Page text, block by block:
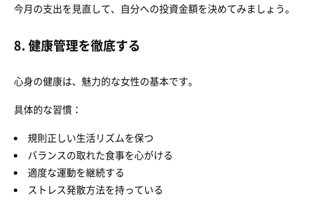
今月の支出を見直して、自分への投資金額を決めてみましょう。
8. 健康管理を徹底する
心身の健康は、魅力的な女性の基本です。
具体的な習慣：
規則正しい生活リズムを保つ
バランスの取れた食事を心がける
適度な運動を継続する
ストレス発散方法を持っている